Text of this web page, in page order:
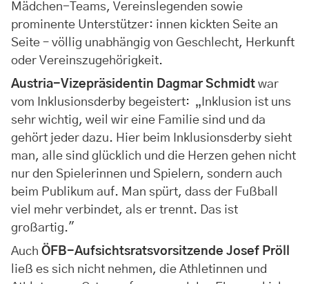
Mädchen-Teams, Vereinslegenden sowie
prominente Unterstützer: innen kickten Seite an
Seite – völlig unabhängig von Geschlecht, Herkunft
oder Vereinszugehörigkeit.
Austria-Vizepräsidentin Dagmar Schmidt war
vom Inklusionsderby begeistert: „Inklusion ist uns
sehr wichtig, weil wir eine Familie sind und da
gehört jeder dazu. Hier beim Inklusionsderby sieht
man, alle sind glücklich und die Herzen gehen nicht
nur den Spielerinnen und Spielern, sondern auch
beim Publikum auf. Man spürt, dass der Fußball
viel mehr verbindet, als er trennt. Das ist
großartig."
Auch ÖFB-Aufsichtsratsvorsitzende Josef Pröll
ließ es sich nicht nehmen, die Athletinnen und